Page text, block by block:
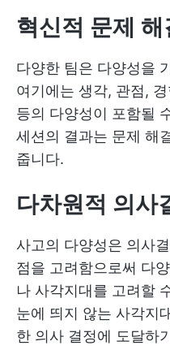
혁신적 문제 해
다양한 팀은 다양성을
여기에는 생각, 관점,
등의 다양성이 포함될
세션의 결과는 문제 해
줍니다.
다차원적 의사
사고의 다양성은 의사
점을 고려함으로써 다
나 사각지대를 고려할
눈에 띄지 않는 사각지
한 의사 결정에 도달하